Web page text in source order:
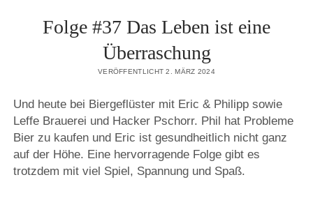
Folge #37 Das Leben ist eine
Überraschung
VERÖFFENTLICHT 2. MÄRZ 2024
Und heute bei Biergeflüster mit Eric & Philipp sowie
Leffe Brauerei und Hacker Pschorr. Phil hat Probleme
Bier zu kaufen und Eric ist gesundheitlich nicht ganz
auf der Höhe. Eine hervorragende Folge gibt es
trotzdem mit viel Spiel, Spannung und Spaß.